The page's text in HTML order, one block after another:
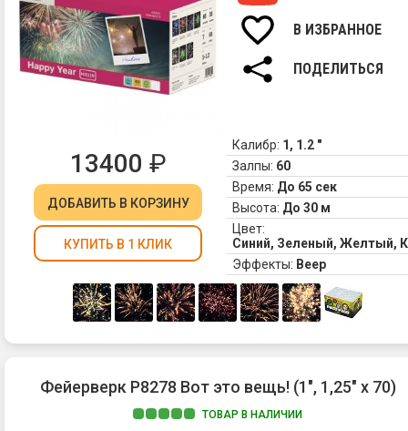
В ИЗБРАННОЕ
ПОДЕЛИТЬСЯ
13400 ₽
ДОБАВИТЬ В КОРЗИНУ
КУПИТЬ В 1 КЛИК
Калибр: 1, 1.2 "
Залпы: 60
Время: До 65 сек
Высота: До 30 м
Цвет:
Синий, Зеленый, Желтый,
Эффекты: Веер
Фейерверк Р8278 Вот это вещь! (1", 1,25" х 70)
ТОВАР В НАЛИЧИИ